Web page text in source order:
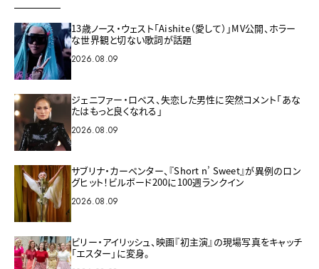
13歳ノース・ウェスト「Aishite（愛して）」MV公開、ホラー
な世界観と切ない歌詞が話題
2026.08.09
ジェニファー・ロペス、失恋した男性に突然コメント「あな
たはもっと良くなれる」
2026.08.09
サブリナ・カーペンター、『Short n’ Sweet』が異例のロン
グヒット！ビルボード200に100週ランクイン
2026.08.09
ビリー・アイリッシュ、映画『初主演』の現場写真をキャッチ
「エスター」に変身。